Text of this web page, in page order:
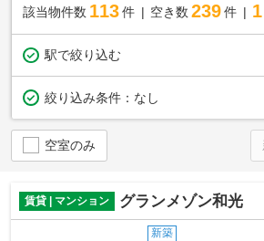
該当物件数 113件 空き数 239 件
駅で絞り込む
絞り込み条件： なし
空室のみ
賃貸 | マンション グランメゾン和光
新築